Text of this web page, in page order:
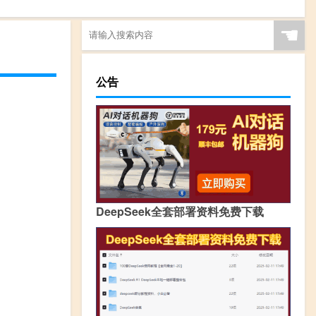
☚
公告
DeepSeek全套部署资料免费下载